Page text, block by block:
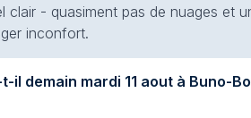
clair - quasiment pas de nuages et
inconfort.
Quel temps fera-t-il demain mardi 11 aout